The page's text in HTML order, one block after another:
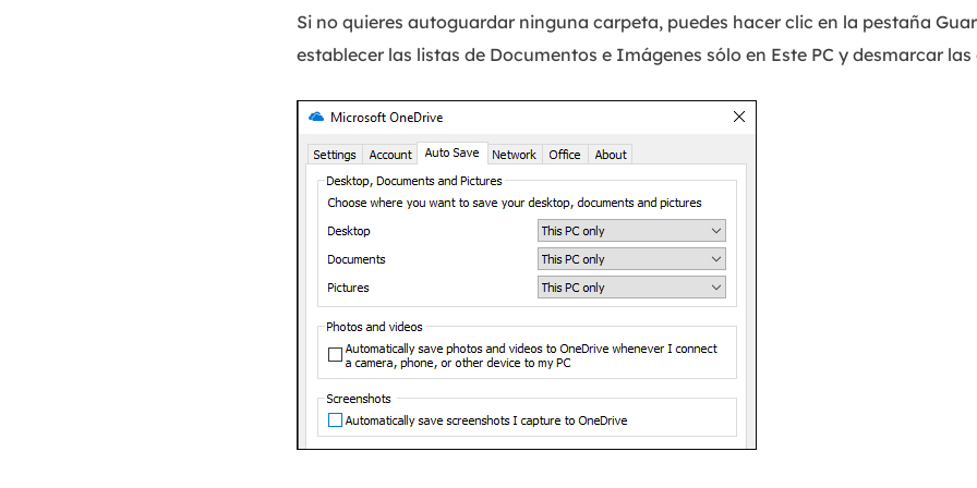
Si no quieres autoguardar ninguna carpeta, puedes hacer clic en la pestaña
establecer las listas de Documentos e Imágenes sólo en Este PC y desmarcar